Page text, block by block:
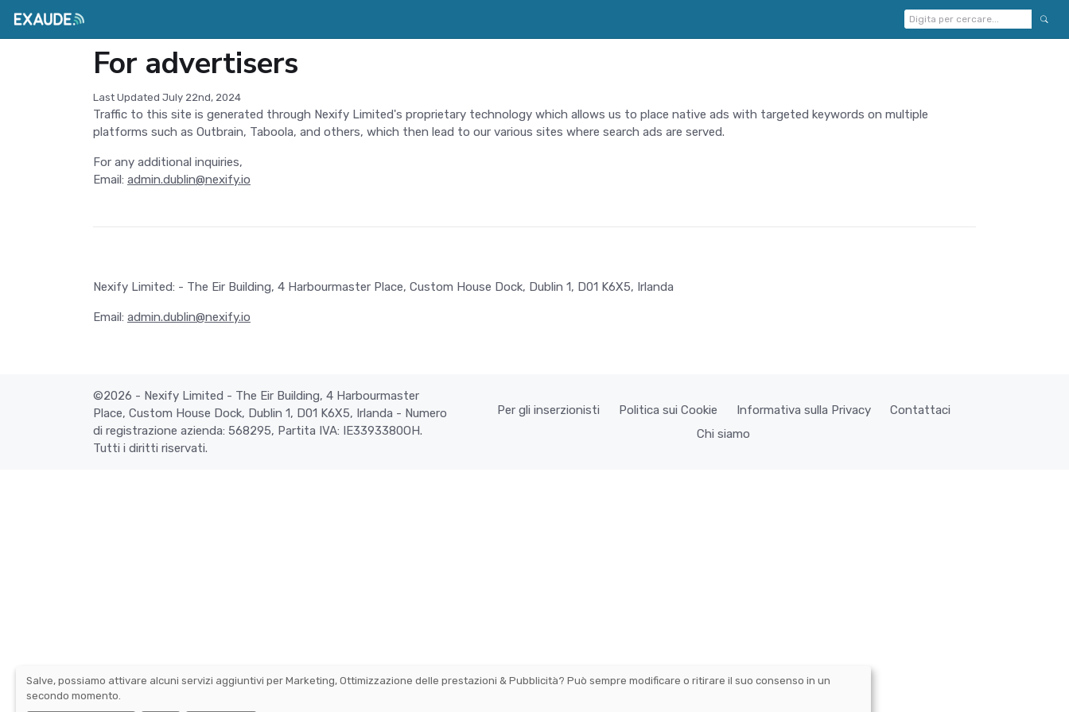
For advertisers
Last Updated July 22nd, 2024
Traffic to this site is generated through Nexify Limited's proprietary technology which allows us to place native ads with targeted keywords on multiple
platforms such as Outbrain, Taboola, and others, which then lead to our various sites where search ads are served.
For any additional inquiries,
Email: admin.dublin@nexify.io
Nexify Limited: - The Eir Building, 4 Harbourmaster Place, Custom House Dock, Dublin 1, D01 K6X5, Irlanda
Email: admin.dublin@nexify.io
©2026 - Nexify Limited - The Eir Building, 4 Harbourmaster
Place, Custom House Dock, Dublin 1, D01 K6X5, Irlanda - Numero
di registrazione azienda: 568295, Partita IVA: IE3393380OH.
Tutti i diritti riservati.
Per gli inserzionisti Politica sui Cookie Informativa sulla Privacy
Contattaci
Chi siamo
Salve, possiamo attivare alcuni servizi aggiuntivi perMarketing, Ottimizzazione delle prestazioni & Pubblicità? Può sempre modificare o ritirare il suo consenso in un
secondo momento.